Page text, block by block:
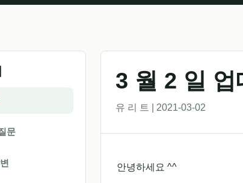
문
3 월 2 일
유 리 트 | 2021-03-02
안녕하세요 ^^